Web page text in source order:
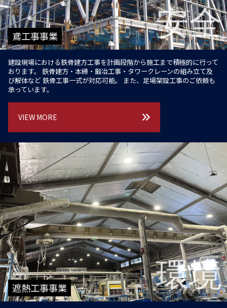
鳶工事事業 安全
建設現場における鉄骨建方工事を計画段階から施工まで積極的に行って
おります。
鉄骨建方・本締・鍛冶工事・タワークレーンの組み立て及
び解体など鉄骨工事一式が対応可能。
また、足場架設工事のご依頼も
承っています。
VIEW MORE
遮熱工事事業 環境